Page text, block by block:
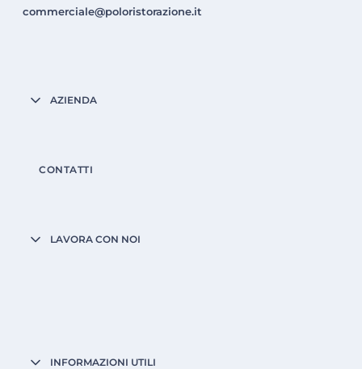
commerciale@poloristorazione.it
AZIENDA
CONTATTI
LAVORA CON NOI
INFORMAZIONI UTILI